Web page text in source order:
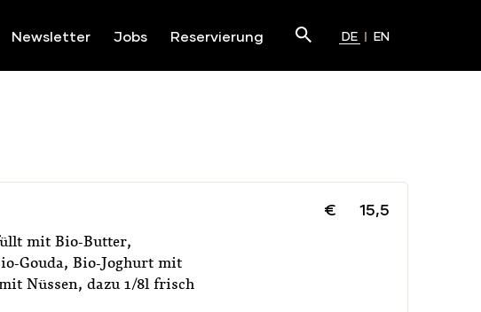
Newsletter Jobs Reservierung
Suchen
Submit
DE EN
€ 15,5
mit Bio-Butter,
Gouda, Bio-Joghurt mit
Nüssen, dazu 1/8l frisch